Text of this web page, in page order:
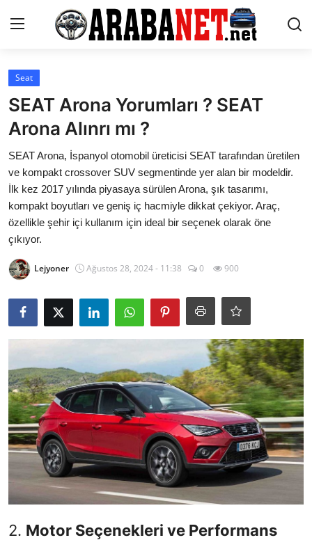
Giriş yapmak
Anasayfa
Araba Markaları
Paketler
Karşılaştırmalar
Kronik Sorunlar
Bakım & Arıza Çözümleri
İkinci El & Ekspertiz
Muayene & Emisyon
Trafik Cezaları & Mevzuat
Ehliyet & Ruhsat İşlemleri
Sigorta & Kasko
Yakıt, LPG & Elektrikli
Seat
SEAT Arona Yorumları ? SEAT
Arona Alınrı mı ?
SEAT Arona, İspanyol otomobil üreticisi SEAT tarafından üretilen
ve kompakt crossover SUV segmentinde yer alan bir modeldir.
İlk kez 2017 yılında piyasaya sürülen Arona, şık tasarımı,
kompakt boyutları ve geniş iç hacmiyle dikkat çekiyor. Araç,
özellikle şehir içi kullanım için ideal bir seçenek olarak öne
çıkıyor.
Lejyoner Ağustos 28, 2024 - 11:38 0 900
2. Motor Seçenekleri ve Performans